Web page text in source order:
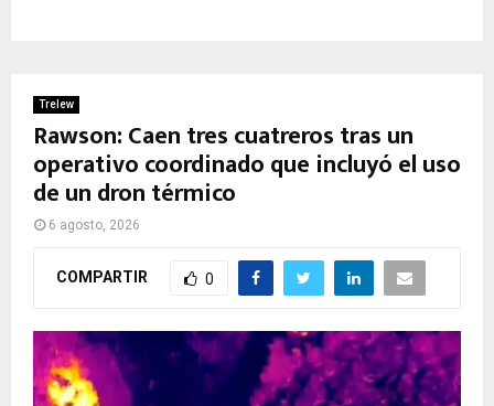
Trelew
Rawson: Caen tres cuatreros tras un
operativo coordinado que incluyó el uso
de un dron térmico
6 agosto, 2026
COMPARTIR 0